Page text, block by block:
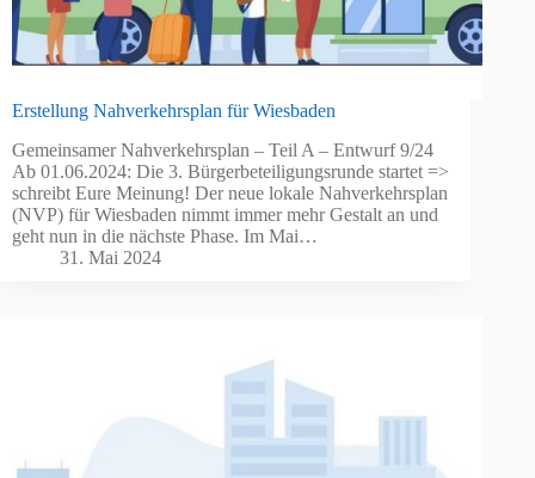
Erstellung Nahverkehrsplan für Wiesbaden
Gemeinsamer Nahverkehrsplan – Teil A – Entwurf 9/24
Ab 01.06.2024: Die 3. Bürgerbeteiligungsrunde startet =>
schreibt Eure Meinung! Der neue lokale Nahverkehrsplan
(NVP) für Wiesbaden nimmt immer mehr Gestalt an und
geht nun in die nächste Phase. Im Mai…
31. Mai 2024